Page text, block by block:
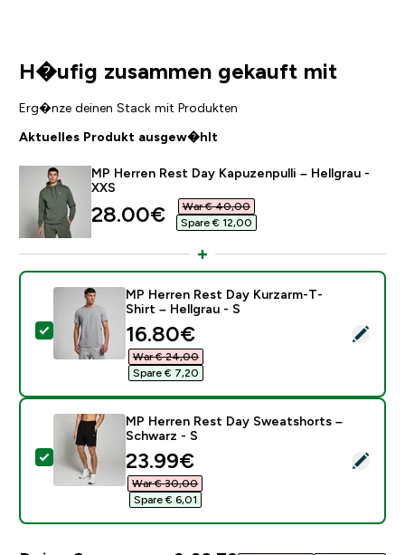
H�ufig zusammen gekauft mit
Erg�nze deinen Stack mit Produkten
Aktuelles Produkt ausgew�hlt
MP Herren Rest Day Kapuzenpulli – Hellgrau -
XXS
discounted price
28.00€‎
War € 40,00‎
Spare € 12,00‎
Dieses Produkt ausw�hlen - MP Herren Rest Day
MP Herren Rest Day Kurzarm-T-
Shirt – Hellgrau - S
discounted price
16.80€‎
War € 24,00‎
Spare € 7,20‎
Dieses Produkt ausw�hlen - MP Herren Rest Day
MP Herren Rest Day Sweatshorts –
Schwarz - S
discounted price
23.99€‎
War € 30,00‎
Spare € 6,01‎